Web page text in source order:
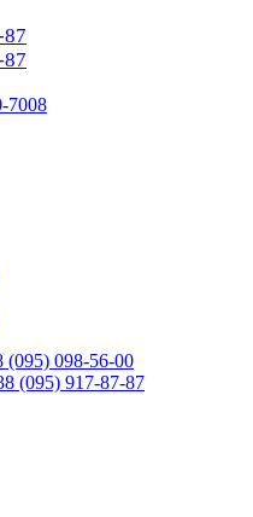
7008
(095) 098-56-00
(095) 917-87-87